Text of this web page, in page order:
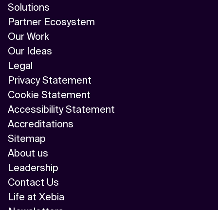
Solutions
Partner Ecosystem
Our Work
Our Ideas
Legal
Privacy Statement
Cookie Statement
Accessibility Statement
Accreditations
Sitemap
About us
Leadership
Contact Us
Life at Xebia